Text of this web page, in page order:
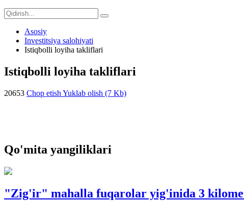
Asosiy
Investitsiya salohiyati
Istiqbolli loyiha takliflari
Istiqbolli loyiha takliflari
20653 Chop etish Yuklab olish (7 Kb)
Qo'mita yangiliklari
"Zig'ir" mahalla fuqarolar yig'inida 3